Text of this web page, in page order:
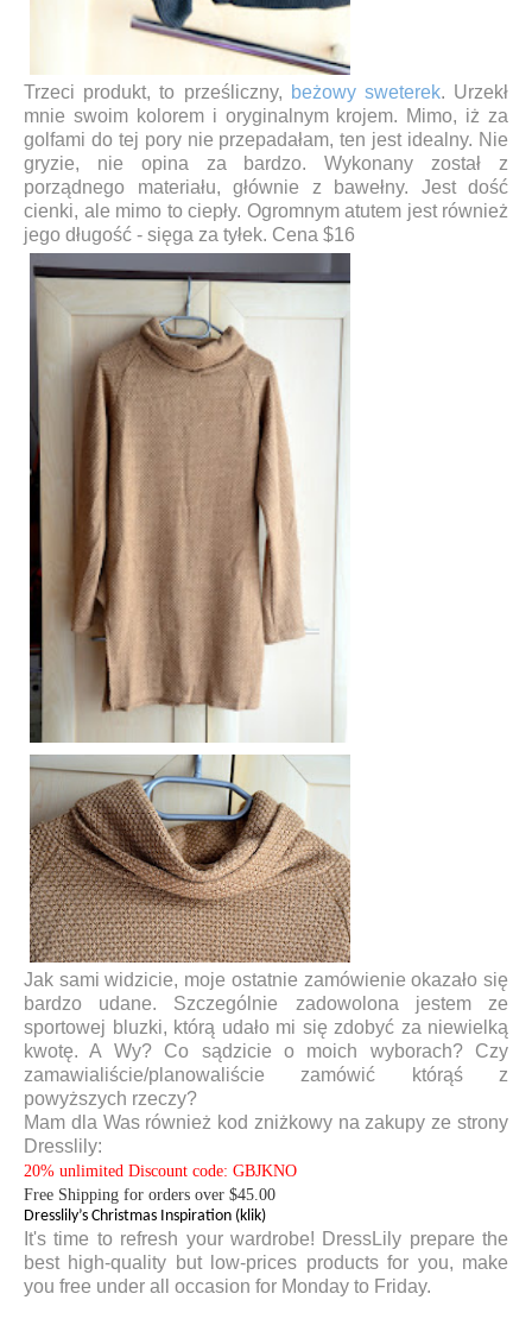
Trzeci produkt, to prześliczny, beżowy sweterek. Urzekł
mnie swoim kolorem i oryginalnym krojem. Mimo, iż za
golfami do tej pory nie przepadałam, ten jest idealny. Nie
gryzie, nie opina za bardzo. Wykonany został z
porządnego materiału, głównie z bawełny. Jest dość
cienki, ale mimo to ciepły. Ogromnym atutem jest również
jego długość - sięga za tyłek. Cena $16
Jak sami widzicie, moje ostatnie zamówienie okazało się
bardzo udane. Szczególnie zadowolona jestem ze
sportowej bluzki, którą udało mi się zdobyć za niewielką
kwotę. A Wy? Co sądzicie o moich wyborach? Czy
zamawialiście/planowaliście zamówić którąś z
powyższych rzeczy?
Mam dla Was również kod zniżkowy na zakupy ze strony
Dresslily:
20% unlimited Discount code: GBJKNO
Free Shipping for orders over $45.00
Dresslily’s Christmas Inspiration (klik)
It's time to refresh your wardrobe! DressLily prepare the
best high-quality but low-prices products for you, make
you free under all occasion for Monday to Friday.